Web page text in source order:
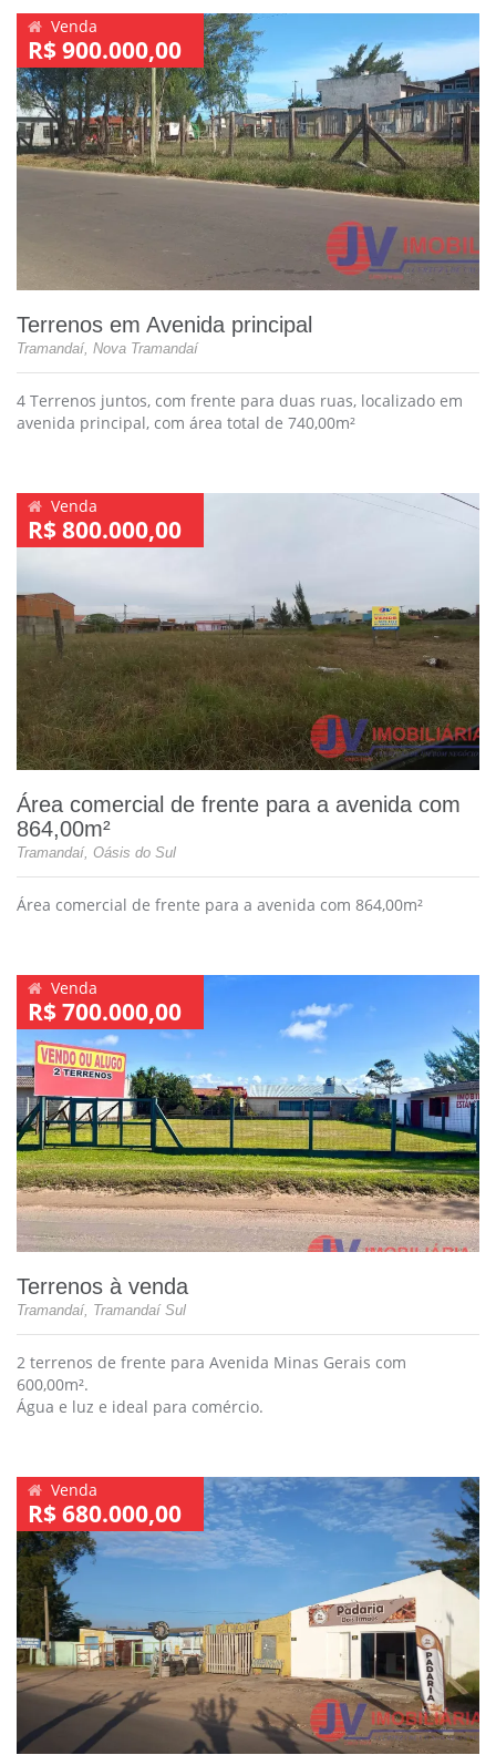
Venda
R$ 900.000,00
Terrenos em Avenida principal
Tramandaí, Nova Tramandaí
4 Terrenos juntos, com frente para duas ruas, localizado em
avenida principal, com área total de 740,00m²
Venda
R$ 800.000,00
Área comercial de frente para a avenida com
864,00m²
Tramandaí, Oásis do Sul
Área comercial de frente para a avenida com 864,00m²
Venda
R$ 700.000,00
Terrenos à venda
Tramandaí, Tramandaí Sul
2 terrenos de frente para Avenida Minas Gerais com
600,00m².
Água e luz e ideal para comércio.
Venda
R$ 680.000,00